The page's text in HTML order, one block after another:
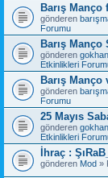
Barış Manço
gönderen
Forumu
Barış Manço
gönderen
Etkinlikleri
Barış
gönderen
Forumu
25 Mayıs
gönderen
Etkinlikleri
İhraç :
gönderen Mod »